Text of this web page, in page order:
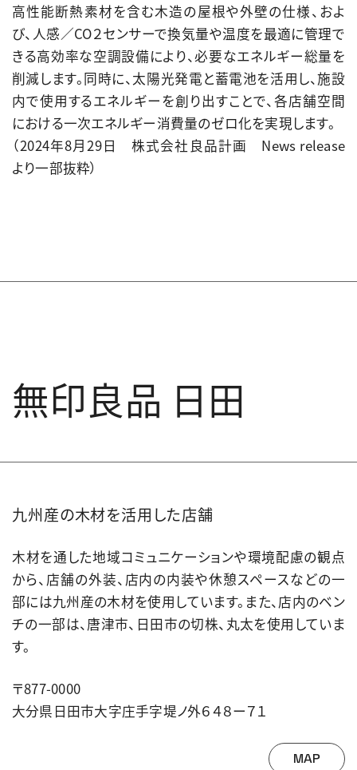
高性能断熱素材を含む木造の屋根や外壁の仕様、およ
び、人感／CO２センサーで換気量や温度を最適に管理で
きる高効率な空調設備により、必要なエネルギー総量を
削減します。同時に、太陽光発電と蓄電池を活用し、施設
内で使用するエネルギーを創り出すことで、各店舗空間
における一次エネルギー消費量のゼロ化を実現します。
（2024年8月29日 株式会社良品計画 News release
より一部抜粋）
無印良品 日田
九州産の木材を活用した店舗
木材を通した地域コミュニケーションや環境配慮の観点
から、店舗の外装、店内の内装や休憩スペースなどの一
部には九州産の木材を使用しています。また、店内のベン
チの一部は、唐津市、日田市の切株、丸太を使用していま
す。
〒877-0000
大分県日田市大字庄手字堤ノ外６４８ー７１
MAP